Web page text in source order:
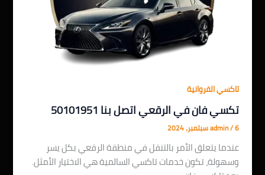
تاكسي الفروانية
تكسي فان في الرقعي اتصل بنا 50101951
admin/6 سبتمبر، 2024
عندما يتعلق الأمر بالتنقل في منطقة الرقعي بكل يسر
وسهولة، تكون خدمات تاكسي السالمية هي الاختيار الأمثل.